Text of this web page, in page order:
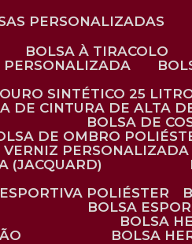
PERSONALIZADAS
BOLSA À TIRACOLO
PERSONALIZADA
SINTÉTICO 25
DE CINTURA DE ALTA
BOLSA DE
DE OMBRO
VERNIZ PERSONALIZADA
(JACQUARD)
ESPORTIVA POLIÉSTER
BOLSA
BOLSA
BOLSA